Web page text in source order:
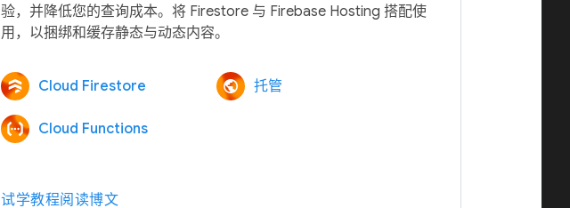
验，并降低您的查询成本。将 Firestore 与 Firebase Hosting 搭配使
Cloud Firestore 托管
Cloud Functions
试学教程阅读博文